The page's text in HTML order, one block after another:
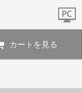
カートを見る